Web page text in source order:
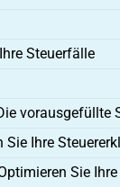
Steuerfälle
vorausgefüllte
Sie Ihre
Sie